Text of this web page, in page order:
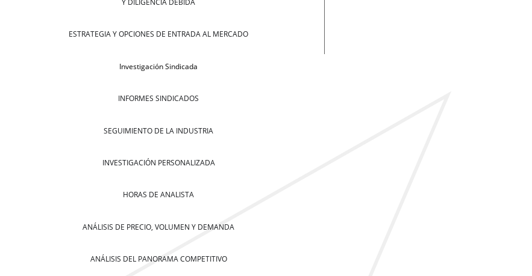
ESTRATEGIA Y OPCIONES DE ENTRADA AL MERCADO
Investigación Sindicada
INFORMES SINDICADOS
SEGUIMIENTO DE LA INDUSTRIA
INVESTIGACIÓN PERSONALIZADA
HORAS DE ANALISTA
ANÁLISIS DE PRECIO, VOLUMEN Y DEMANDA
ANÁLISIS DEL PANORAMA COMPETITIVO